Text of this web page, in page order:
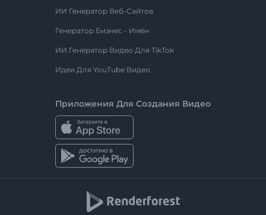
ИИ Генератор Веб-Сайтов
Генератор Бизнес - Имён
ИИ Генератор Видео Для TikTok
Идеи Для YouTube Видео
Приложения Для Создания Видео